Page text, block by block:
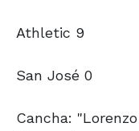
Athletic 9
San José 0
Cancha: